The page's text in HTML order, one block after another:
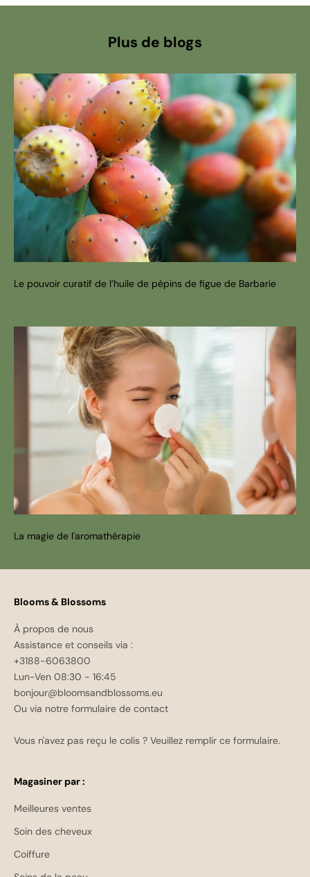
Plus de blogs
Le pouvoir curatif de l’huile de pépins de figue de Barbarie
La magie de l'aromathérapie
Blooms & Blossoms
À propos de nous
Assistance et conseils via :
+3188-6063800
Lun-Ven 08:30 - 16:45
bonjour@bloomsandblossoms.eu
Ou via notre formulaire de contact
Vous n'avez pas reçu le colis ? Veuillez remplir ce formulaire.
Magasiner par :
Meilleures ventes
Soin des cheveux
Coiffure